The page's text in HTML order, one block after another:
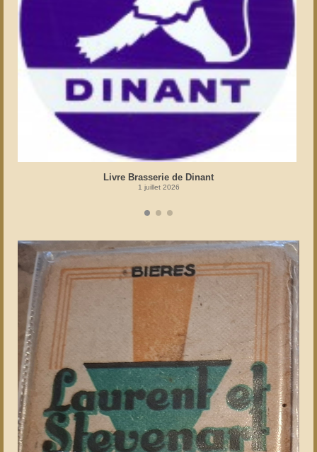
Livre Brasserie de Dinant
1 juillet 2026